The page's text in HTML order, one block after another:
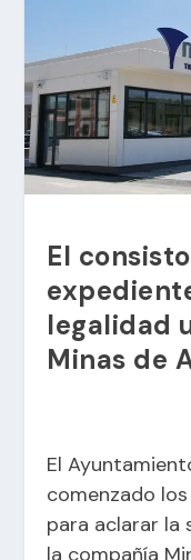
El
legalidad
Minas de
El
comenzado
para aclarar la
la compañía